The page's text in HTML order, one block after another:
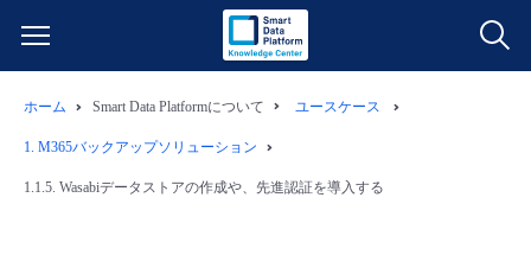
データ利活用
よくある質問
ホーム Smart Data Platformについて ユースケース
1. M365バックアップソリューション
1.1.5. Wasabiデータストアの作成や、先進認証を導入する